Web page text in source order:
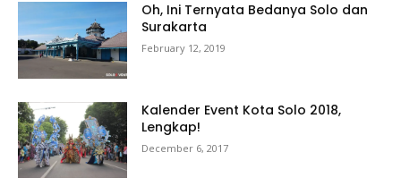
Oh, Ini Ternyata Bedanya Solo dan
Surakarta
February 12, 2019
Kalender Event Kota Solo 2018,
Lengkap!
December 6, 2017